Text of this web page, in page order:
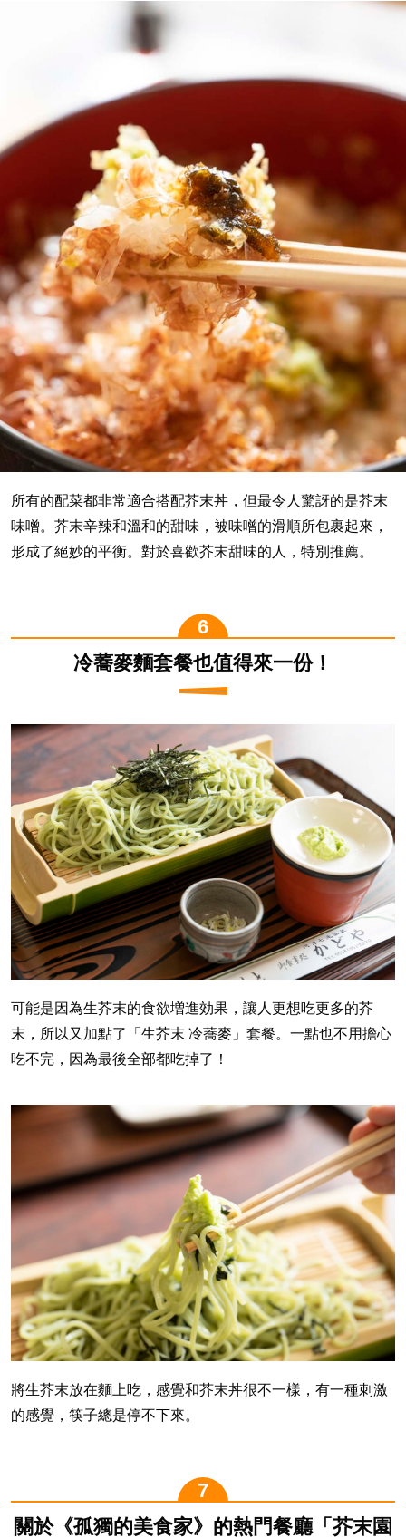
所有的配菜都非常適合搭配芥末丼，但最令人驚訝的是芥末
味噌。芥末辛辣和溫和的甜味，被味噌的滑順所包裹起來，
形成了絕妙的平衡。對於喜歡芥末甜味的人，特別推薦。
冷蕎麥麵套餐也值得來一份！
可能是因為生芥末的食欲増進効果，讓人更想吃更多的芥
末，所以又加點了「生芥末 冷蕎麥」套餐。一點也不用擔心
吃不完，因為最後全部都吃掉了！
將生芥末放在麵上吃，感覺和芥末丼很不一樣，有一種刺激
的感覺，筷子總是停不下來。
關於《孤獨的美食家》的熱門餐廳「芥末園